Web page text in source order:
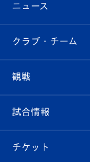
ニュース
すべて
クラブ
試合情報
クラブ・チーム
クラブ概要
観戦
観戦ルール
試合情報
試合日程/結果
チケット